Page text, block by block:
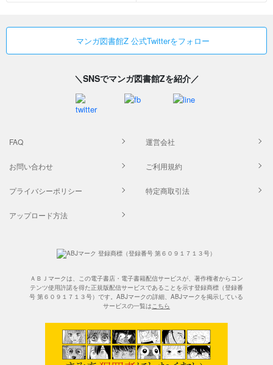
マンガ図書館Z 公式Twitterをフォロー
＼SNSでマンガ図書館Zを紹介／
FAQ 運営会社
お問い合わせ ご利用規約
プライバシーポリシー 特定商取引法
アップロード方法
ＡＢＪマークは、この電子書店・電子書籍配信サービスが、著作権者からコン
テンツ使用許諾を得た正規版配信サービスであることを示す登録商標（登録番
号 第６０９１７１３号）です。ABJマークの詳細、ABJマークを掲示している
サービスの一覧は こちら